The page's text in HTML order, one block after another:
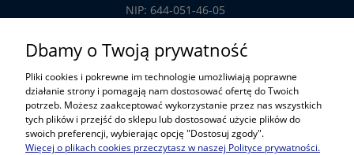
NIP: 644-051-46-05
tel.: 32-785-29-00
tel. kom: 609-808-147
handlowy@prosper.com.pl
Informacje
Dbamy o Twoją prywatność
Pliki cookies i pokrewne im technologie umożliwiają poprawne
działanie strony i pomagają nam dostosować ofertę do Twoich
potrzeb. Możesz zaakceptować wykorzystanie przez nas wszystkich
tych plików i przejść do sklepu lub dostosować użycie plików do
swoich preferencji, wybierając opcję "Dostosuj zgody".
Więcej o plikach cookies przeczytasz w naszej Polityce prywatności.